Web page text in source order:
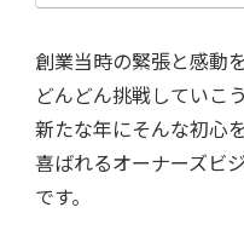
創業当時の緊張と感動
どんどん挑戦していこう
新たな年にそんな初心
喜ばれるオーナーズビ
です。